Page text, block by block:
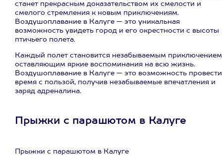
станет прекрасным доказательством их смелости и
смелого стремления к новым приключениям.
Воздушоплавание в Калуге — это уникальная
возможность увидеть город и его окрестности с высоты
птичьего полета.
Каждый полет становится незабываемым
оставляющим яркие воспоминания на всю жизнь.
Воздушоплавание в Калуге — это возможность провести
время с пользой, получив незабываемые впечатления и
заряд адреналина.
Прыжки с парашютом в Калуге
Прыжки с парашютом в Калуге